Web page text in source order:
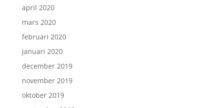
april 2020
mars 2020
februari 2020
januari 2020
december 2019
november 2019
oktober 2019